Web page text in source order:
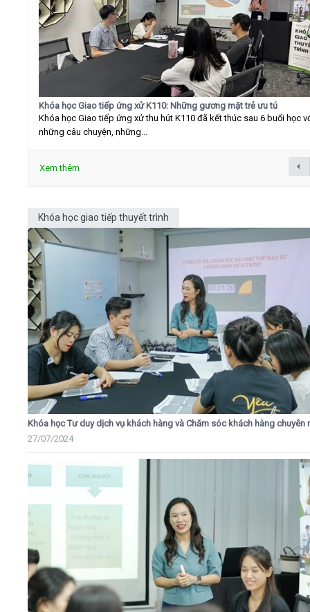
Khóa học Giao tiếp ứng xử K110: Những gương mặt trẻ ưu tú
Khóa học Giao tiếp ứng xử thu hút K110 đã kết thúc sau 6 buổi học
những câu chuyện, những...
Xem thêm
Khóa học giao tiếp thuyết trình
Khóa học Tư duy dịch vụ khách hàng và Chăm sóc khách hàng chuyên
27/07/2024